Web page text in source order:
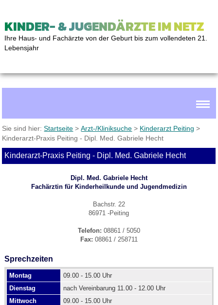
KINDER- & JUGENDÄRZTE IM NETZ
Ihre Haus- und Fachärzte von der Geburt bis zum vollendeten 21.
Lebensjahr
Sie sind hier:Startseite >Arzt-/Kliniksuche > Kinderarzt Peiting >
Kinderarzt-Praxis Peiting - Dipl. Med. Gabriele Hecht
Kinderarzt-Praxis Peiting - Dipl. Med. Gabriele Hecht
Dipl. Med. Gabriele Hecht
Fachärztin für Kinderheilkunde und Jugendmedizin
Bachstr. 22
86971 -Peiting
Telefon: 08861 / 5050
Fax: 08861 / 258711
Sprechzeiten
Montag
09.00 - 15.00 Uhr
Dienstag
nach Vereinbarung 11.00 - 12.00 Uhr
Mittwoch
09.00 - 15.00 Uhr